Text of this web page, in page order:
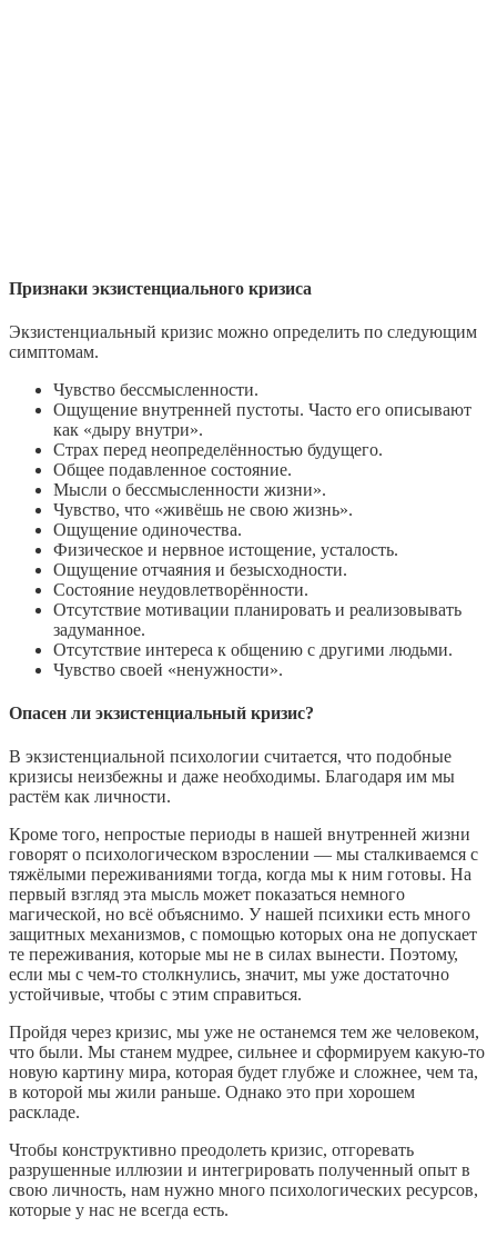
Признаки экзистенциального кризиса
Экзистенциальный кризис можно определить по следующим
симптомам.
Чувство бессмысленности.
Ощущение внутренней пустоты. Часто его описывают
как «дыру внутри».
Страх перед неопределённостью будущего.
Общее подавленное состояние.
Мысли о бессмысленности жизни».
Чувство, что «живёшь не свою жизнь».
Ощущение одиночества.
Физическое и нервное истощение, усталость.
Ощущение отчаяния и безысходности.
Состояние неудовлетворённости.
Отсутствие мотивации планировать и реализовывать
задуманное.
Отсутствие интереса к общению с другими людьми.
Чувство своей «ненужности».
Опасен ли экзистенциальный кризис?
В экзистенциальной психологии считается, что подобные
кризисы неизбежны и даже необходимы. Благодаря им мы
растём как личности.
Кроме того, непростые периоды в нашей внутренней жизни
говорят о психологическом взрослении — мы сталкиваемся с
тяжёлыми переживаниями тогда, когда мы к ним готовы. На
первый взгляд эта мысль может показаться немного
магической, но всё объяснимо. У нашей психики есть много
защитных механизмов, с помощью которых она не допускает
те переживания, которые мы не в силах вынести. Поэтому,
если мы с чем-то столкнулись, значит, мы уже достаточно
устойчивые, чтобы с этим справиться.
Пройдя через кризис, мы уже не останемся тем же человеком,
что были. Мы станем мудрее, сильнее и сформируем какую-то
новую картину мира, которая будет глубже и сложнее, чем та,
в которой мы жили раньше. Однако это при хорошем
раскладе.
Чтобы конструктивно преодолеть кризис, отгоревать
разрушенные иллюзии и интегрировать полученный опыт в
свою личность, нам нужно много психологических ресурсов,
которые у нас не всегда есть.